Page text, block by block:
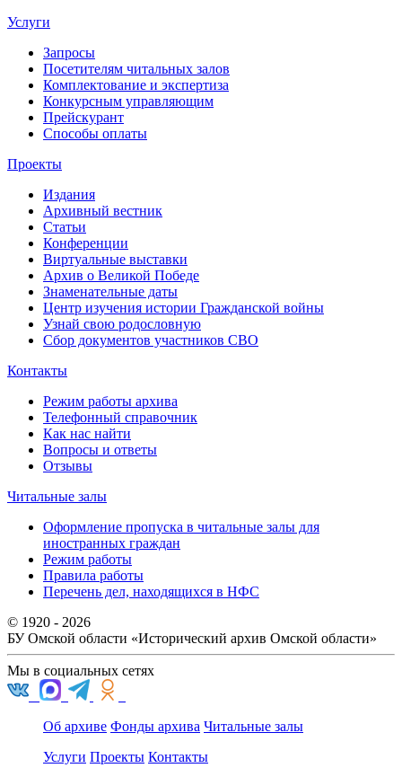
Услуги
Запросы
Посетителям читальных залов
Комплектование и экспертиза
Конкурсным управляющим
Прейскурант
Способы оплаты
Проекты
Издания
Архивный вестник
Статьи
Конференции
Виртуальные выставки
Архив о Великой Победе
Знаменательные даты
Центр изучения истории Гражданской войны
Узнай свою родословную
Сбор документов участников СВО
Контакты
Режим работы архива
Телефонный справочник
Как нас найти
Вопросы и ответы
Отзывы
Читальные залы
Оформление пропуска в читальные залы для
иностранных граждан
Режим работы
Правила работы
Перечень дел, находящихся в НФС
© 1920 - 2026
БУ Омской области «Исторический архив Омской области»
Мы в социальных сетях
Об архиве Фонды архива Читальные залы
Услуги Проекты Контакты